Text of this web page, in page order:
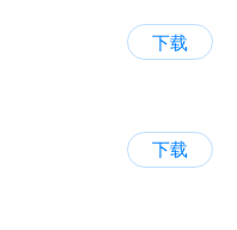
下载
下载